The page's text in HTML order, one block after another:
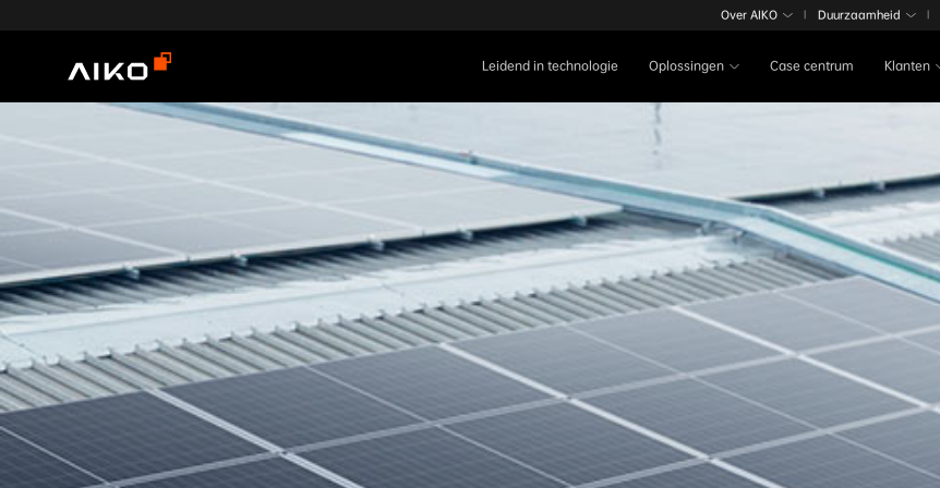
Leidend in technologie Oplossingen Case centrum Klanten
Over AIKO | Duurzaamheid |